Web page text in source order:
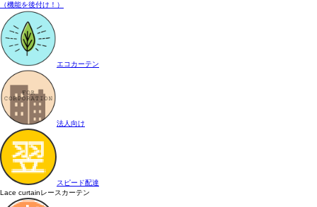
（機能を後付け！）
エコカーテン
法人向け
スピード配達
Lace curtainレースカーテン